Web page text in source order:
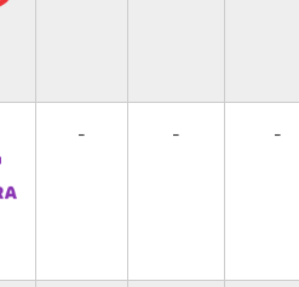
- - -